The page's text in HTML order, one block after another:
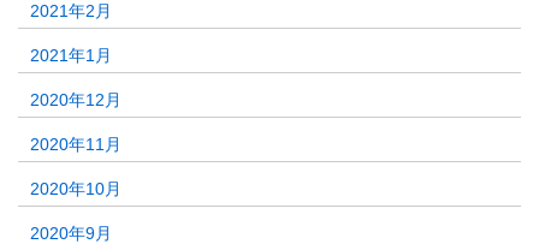
2021年2月
2021年1月
2020年12月
2020年11月
2020年10月
2020年9月